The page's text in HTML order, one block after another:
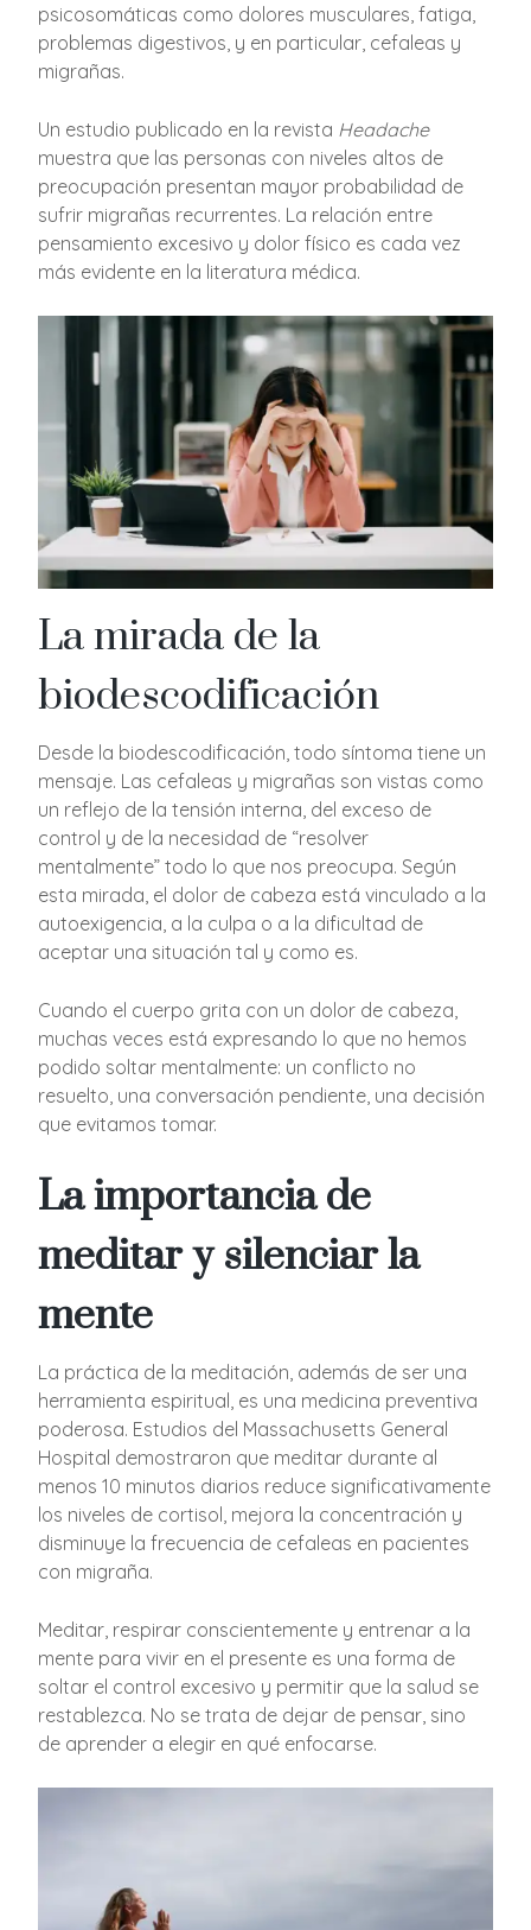
psicosomáticas como dolores musculares, fatiga,
problemas digestivos, y en particular, cefaleas y
migrañas.
Un estudio publicado en la revista Headache
muestra que las personas con niveles altos de
preocupación presentan mayor probabilidad de
sufrir migrañas recurrentes. La relación entre
pensamiento excesivo y dolor físico es cada vez
más evidente en la literatura médica.
La mirada de la
biodescodificación
Desde la biodescodificación, todo síntoma tiene un
mensaje. Las cefaleas y migrañas son vistas como
un reflejo de la tensión interna, del exceso de
control y de la necesidad de “resolver
mentalmente” todo lo que nos preocupa. Según
esta mirada, el dolor de cabeza está vinculado a la
autoexigencia, a la culpa o a la dificultad de
aceptar una situación tal y como es.
Cuando el cuerpo grita con un dolor de cabeza,
muchas veces está expresando lo que no hemos
podido soltar mentalmente: un conflicto no
resuelto, una conversación pendiente, una decisión
que evitamos tomar.
La importancia de
meditar y silenciar la
mente
La práctica de la meditación, además de ser una
herramienta espiritual, es una medicina preventiva
poderosa. Estudios del Massachusetts General
Hospital demostraron que meditar durante al
menos 10 minutos diarios reduce significativamente
los niveles de cortisol, mejora la concentración y
disminuye la frecuencia de cefaleas en pacientes
con migraña.
Meditar, respirar conscientemente y entrenar a la
mente para vivir en el presente es una forma de
soltar el control excesivo y permitir que la salud se
restablezca. No se trata de dejar de pensar, sino
de aprender a elegir en qué enfocarse.